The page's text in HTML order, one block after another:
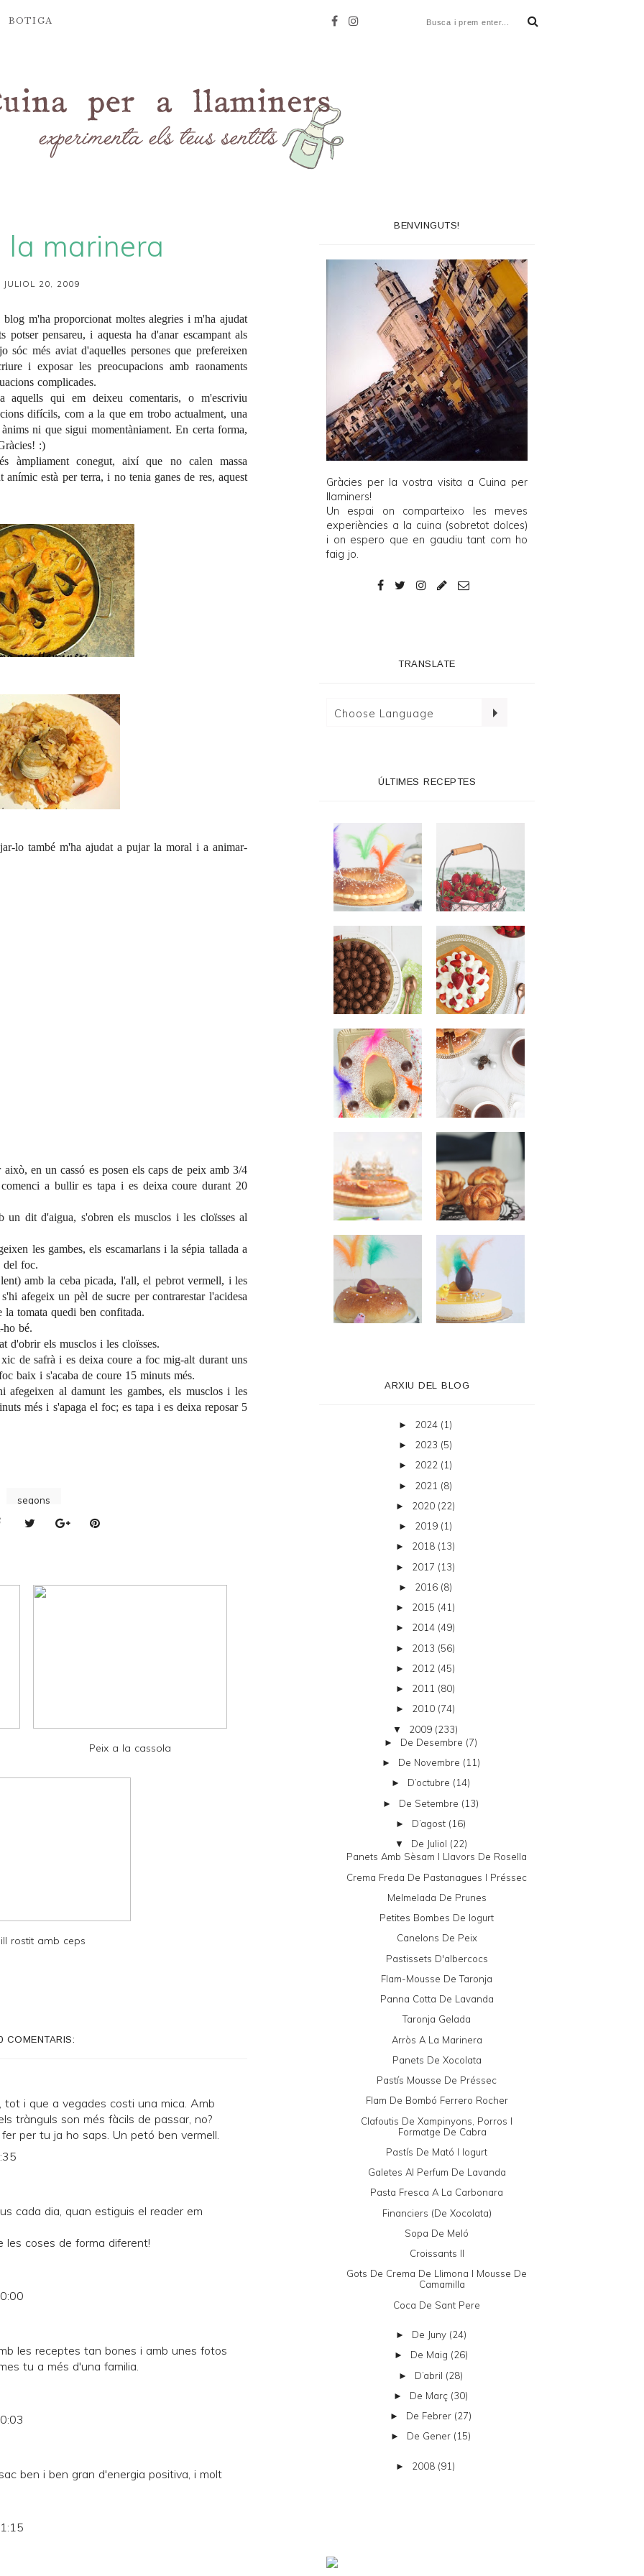
BOTIGA
la marinera
JULIOL 20, 2009
blog m'ha proporcionat moltes alegries i m'ha ajudat
pensareu, i aquesta ha d'anar escampant als
sóc més aviat d'aquelles persones que prefereixen
i exposar les preocupacions amb raonaments
complicades.
aquells qui em deixeu comentaris, o m'escriviu
difícils, com a la que em trobo actualment, una
ni que sigui momentàniament. En certa forma,
:)
àmpliament conegut, així que no calen massa
està per terra, i no tenia ganes de res, aquest
lo també m'ha ajudat a pujar la moral i a animar-
en un cassó es posen els caps de peix amb 3/4
a bullir es tapa i es deixa coure durant 20
un dit d'aigua, s'obren els musclos i les cloïsses al
les gambes, els escamarlans i la sépia tallada a
del foc.
amb la ceba picada, l'all, el pebrot vermell, i les
afegeix un pèl de sucre per contrarestar l'acidesa
la tomata quedi ben confitada.
ho bé.
d'obrir els musclos i les cloïsses.
de safrà i es deixa coure a foc mig-alt durant uns
baix i s'acaba de coure 15 minuts més.
afegeixen al damunt les gambes, els musclos i les
més i s'apaga el foc; es tapa i es deixa reposar 5
segons
Peix a la cassola
rostit amb ceps
COMENTARIS:
tot i que a vegades costi una mica. Amb
trànguls son més fàcils de passar, no?
per tu ja ho saps. Un petó ben vermell.
cada dia, quan estiguis el reader em
les coses de forma diferent!
les receptes tan bones i amb unes fotos
tu a més d'una familia.
ben i ben gran d'energia positiva, i molt
BENVINGUTS!
Gràcies per la vostra visita a Cuina per
llaminers!
Un espai on comparteixo les meves
experiències a la cuina (sobretot dolces)
i on espero que en gaudiu tant com ho
faig jo.
TRANSLATE
ÚLTIMES RECEPTES
ARXIU DEL BLOG
► 2024 (1)
► 2023 (5)
► 2022 (1)
► 2021 (8)
► 2020 (22)
► 2019 (1)
► 2018 (13)
► 2017 (13)
► 2016 (8)
► 2015 (41)
► 2014 (49)
► 2013 (56)
► 2012 (45)
► 2011 (80)
► 2010 (74)
▼ 2009 (233)
► De Desembre (7)
► De Novembre (11)
► D’octubre (14)
► De Setembre (13)
► D’agost (16)
▼ De Juliol (22)
Panets Amb Sèsam I Llavors De Rosella
Crema Freda De Pastanagues I Préssec
Melmelada De Prunes
Petites Bombes De Iogurt
Canelons De Peix
Pastissets D'albercocs
Flam-Mousse De Taronja
Panna Cotta De Lavanda
Taronja Gelada
Arròs A La Marinera
Panets De Xocolata
Pastís Mousse De Préssec
Flam De Bombó Ferrero Rocher
Clafoutis De Xampinyons, Porros I
Formatge De Cabra
Pastís De Mató I Iogurt
Galetes Al Perfum De Lavanda
Pasta Fresca A La Carbonara
Financiers (de Xocolata)
Sopa De Meló
Croissants II
Gots De Crema De Llimona I Mousse De
Camamilla
Coca De Sant Pere
► De Juny (24)
► De Maig (26)
► D’abril (28)
► De Març (30)
► De Febrer (27)
► De Gener (15)
► 2008 (91)